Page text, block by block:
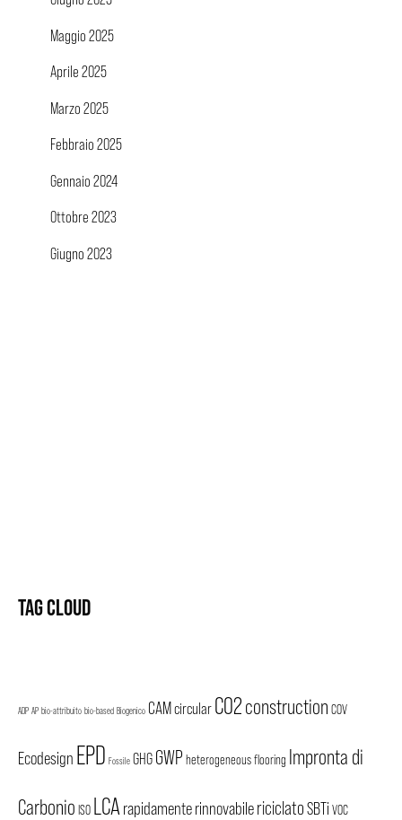
Maggio 2025
Aprile 2025
Marzo 2025
Febbraio 2025
Gennaio 2024
Ottobre 2023
Giugno 2023
TAG CLOUD
ADP AP bio-attribuito bio-based Biogenico CAMcircularCO2construction COV
Ecodesign EPD Fossile GHGGWP heterogeneous flooring Impronta di
Carbonio ISO LCA rapidamente rinnovabilericiclatoSBTi VOC